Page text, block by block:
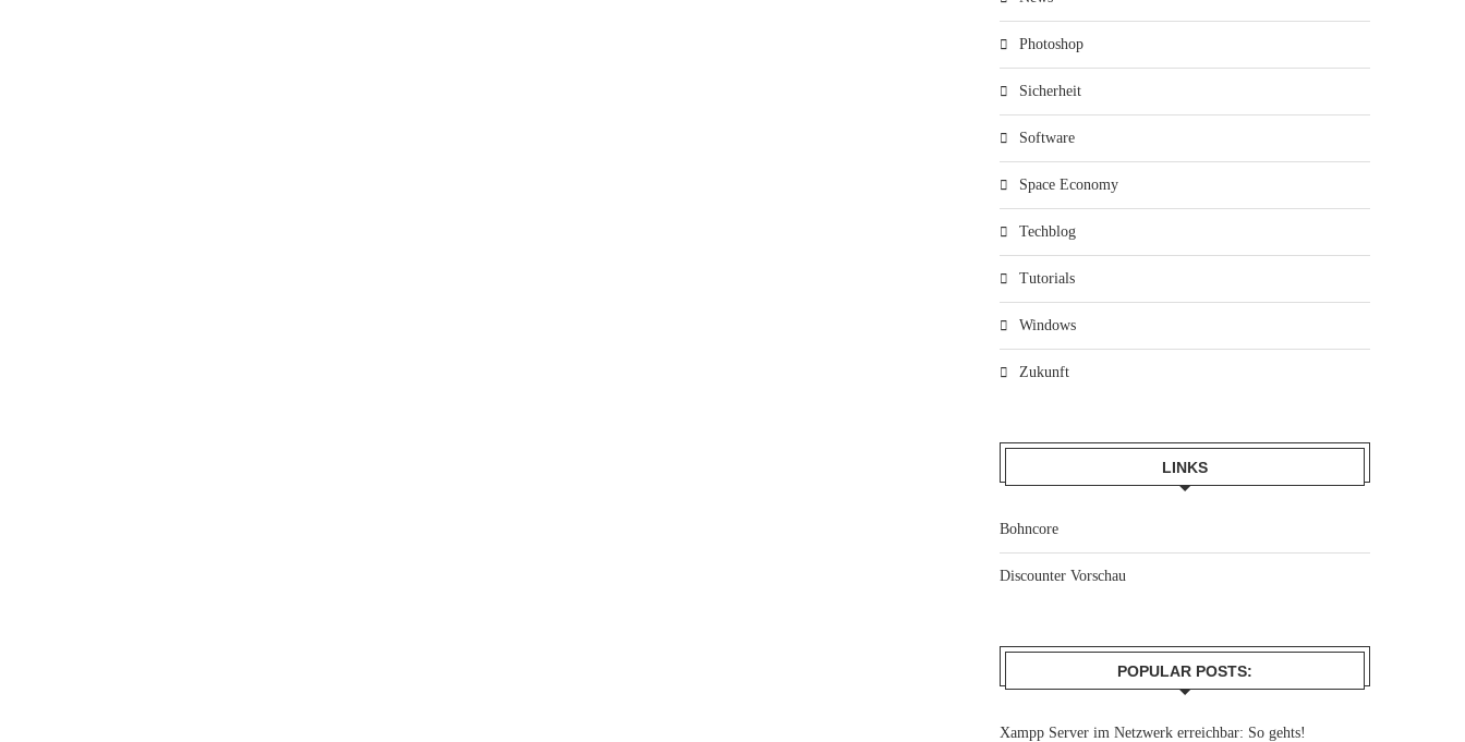
Photoshop
Sicherheit
Software
Space Economy
Techblog
Tutorials
Windows
Zukunft
LINKS
Bohncore
Discounter Vorschau
POPULAR POSTS:
Xampp Server im Netzwerk erreichbar: So gehts!